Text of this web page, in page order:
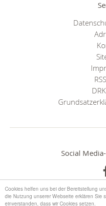
Cookies helfen uns bei der Bereitstellung
die Nutzung unserer Webseite erklären Sie
einverstanden, dass wir Cookies setzen.
Social